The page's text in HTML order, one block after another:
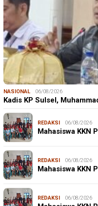
NASIONAL 06/08/2026
Kadis KP Sulsel,
REDAKSI 06/08/2026
Mahasiswa KKN
REDAKSI 06/08/2026
Mahasiswa KKN
REDAKSI 06/08/2026